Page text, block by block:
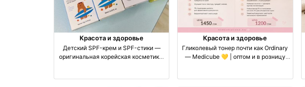
Красота и здоровье
Детский SPF-крем и SPF-стики —
оригинальная корейская косметика,
Красота и здоровье
Гликолевый тонер почти как Ordinary
— Medicube 💛 | оптом и в розницу